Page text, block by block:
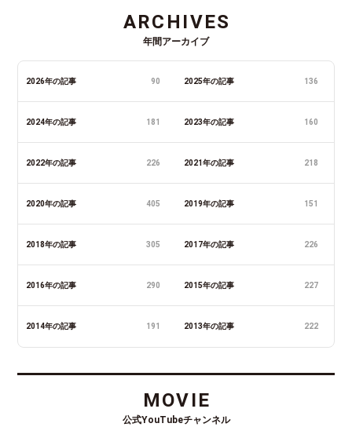
ARCHIVES
年間アーカイブ
2026年の記事 90 2025年の記事 136
2024年の記事 181 2023年の記事 160
2022年の記事 226 2021年の記事 218
2020年の記事 405 2019年の記事 151
2018年の記事 305 2017年の記事 226
2016年の記事 290 2015年の記事 227
2014年の記事 191 2013年の記事 222
MOVIE
公式YouTubeチャンネル